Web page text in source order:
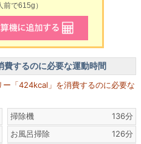
で615g）
費するのに必要な運動時間
「424kcal」を消費するのに必要な
掃除機
136分
お風呂掃除
126分